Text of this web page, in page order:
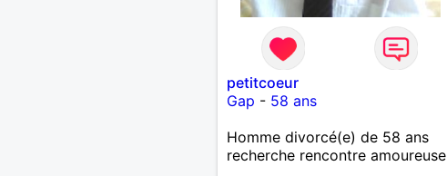
petitcoeur
Gap - 58 ans
Homme divorcé(e) de 58 ans
recherche rencontre amoureuse